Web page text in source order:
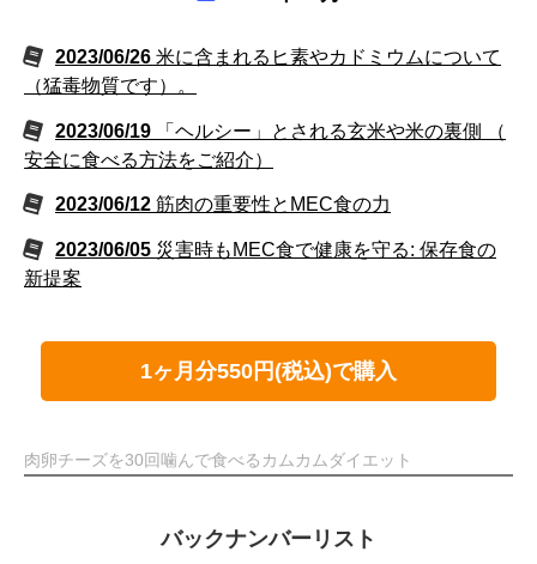
2023/06/26 米に含まれるヒ素やカドミウムについて
（猛毒物質です）。
2023/06/19
「ヘルシー」とされる玄米や米の裏側 （
安全に食べる方法をご紹介）
2023/06/12 筋肉の重要性とMEC食の力
2023/06/05 災害時もMEC食で健康を守る: 保存食の
新提案
1ヶ月分550円(税込)で購入
肉卵チーズを30回噛んで食べるカムカムダイエット
バックナンバーリスト